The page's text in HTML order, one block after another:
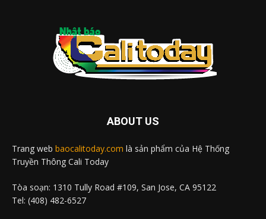
ABOUT US
Trang web baocalitoday.com là sản phẩm của Hệ Thống
Truyền Thông Cali Today
Tòa soạn: 1310 Tully Road #109, San Jose, CA 95122
Tel: (408) 482-6527